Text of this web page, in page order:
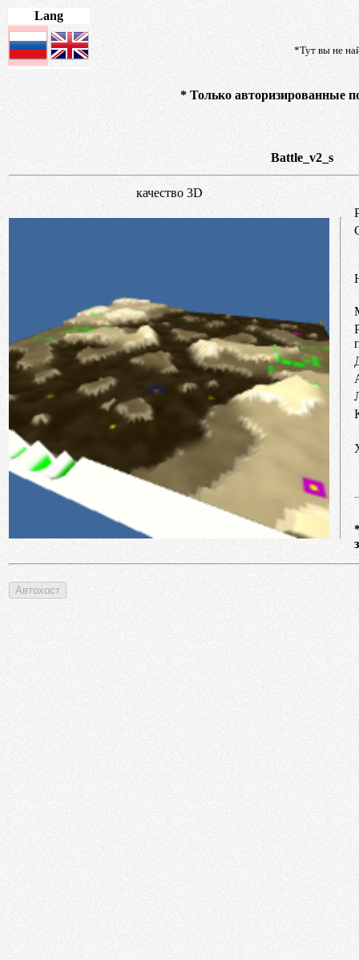
Lang
*Тут вы не
* Только авторизированные
Battle_v2_s
качество 3D